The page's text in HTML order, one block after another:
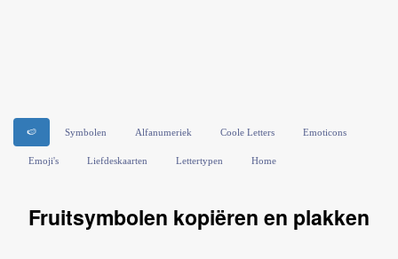
🍉 Symbolen Alfanumeriek Coole Letters Emoticons
Emoji's Liefdeskaarten Lettertypen Home
Fruitsymbolen kopiëren en plakken